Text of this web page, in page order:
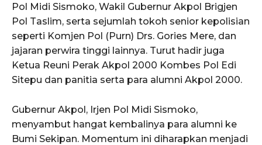
Pol Midi Sismoko, Wakil Gubernur Akpol Brigjen
Pol Taslim, serta sejumlah tokoh senior kepolisian
seperti Komjen Pol (Purn) Drs. Gories Mere, dan
jajaran perwira tinggi lainnya. Turut hadir juga
Ketua Reuni Perak Akpol 2000 Kombes Pol Edi
Sitepu dan panitia serta para alumni Akpol 2000.
Gubernur Akpol, Irjen Pol Midi Sismoko,
menyambut hangat kembalinya para alumni ke
Bumi Sekipan. Momentum ini diharapkan menjadi